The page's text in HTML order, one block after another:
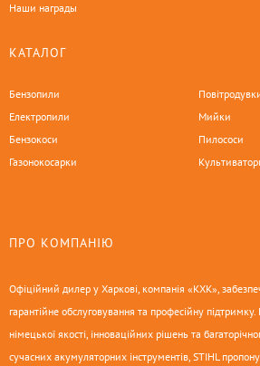
Наши награды
КАТАЛОГ
Бензопили
Електропили
Бензокоси
Газонокосарки
Мийки
Пилососи
ПРО КОМПАНІЮ
Офіційний дилер у Харкові, компанія «КХК»,
гарантійне обслуговування та професійну
німецької якості, інноваційних рішень та
сучасних акумуляторних інструментів, STIHL